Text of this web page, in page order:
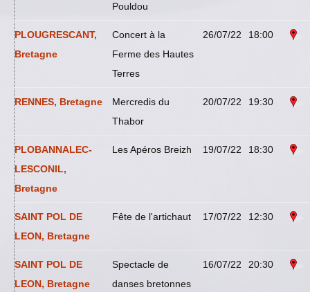
Pouldou
PLOUGRESCANT,
Bretagne
Concert à la
Ferme des Hautes
Terres
26/07/22 18:00
RENNES, Bretagne
Mercredis du
Thabor
20/07/22 19:30
PLOBANNALEC-
LESCONIL,
Bretagne
Les Apéros Breizh 19/07/22 18:30
SAINT POL DE
LEON, Bretagne
Fête de l'artichaut 17/07/22 12:30
SAINT POL DE
LEON, Bretagne
Spectacle de
danses bretonnes
16/07/22 20:30